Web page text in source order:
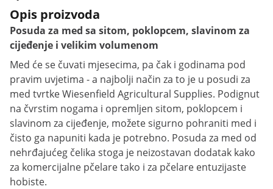
Opis proizvoda
Posuda za med sa sitom, poklopcem, slavinom za
cijeđenje i velikim volumenom
Med će se čuvati mjesecima, pa čak i godinama pod
pravim uvjetima - a najbolji način za to je u posudi za
med tvrtke Wiesenfield Agricultural Supplies. Podignut
na čvrstim nogama i opremljen sitom, poklopcem i
slavinom za cijeđenje, možete sigurno pohraniti med i
čisto ga napuniti kada je potrebno. Posuda za med od
nehrđajućeg čelika stoga je neizostavan dodatak kako
za komercijalne pčelare tako i za pčelare entuzijaste
hobiste.